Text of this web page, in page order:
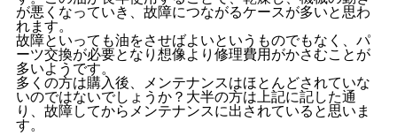
が悪くなっていき、故障につながるケースが多いと思わ
れます。
故障といっても油をさせばよいというものでもなく、パ
ーツ交換が必要となり想像より修理費用がかさむことが
多いようです。
多くの方は購入後、メンテナンスはほとんどされていな
いのではないでしょうか？大半の方は上記に記した通
り、故障してからメンテナンスに出されていると思いま
す。